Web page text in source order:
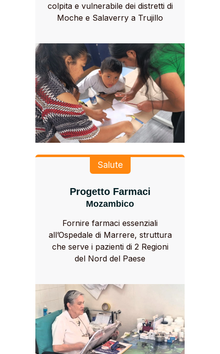
colpita e vulnerabile dei distretti di
Moche e Salaverry a Trujillo
Salute
Progetto Farmaci
Mozambico
Fornire farmaci essenziali
all’Ospedale di Marrere, struttura
che serve i pazienti di 2 Regioni
del Nord del Paese